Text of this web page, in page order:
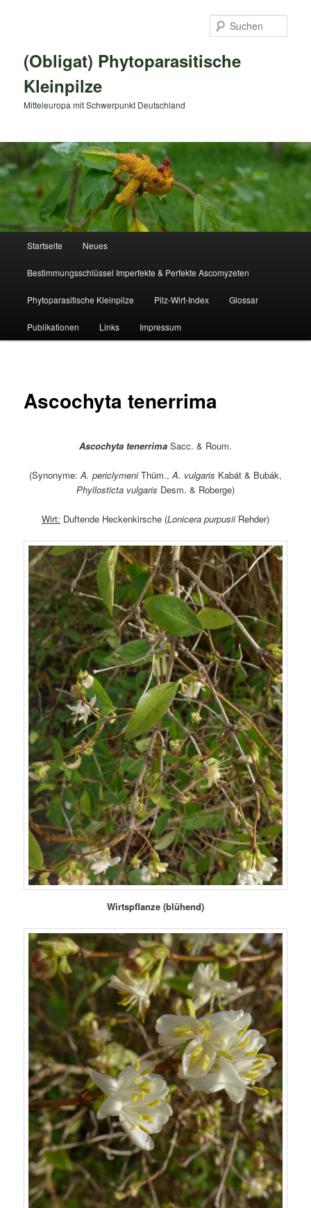
(Obligat) Phytoparasitische
Kleinpilze
Mitteleuropa mit Schwerpunkt Deutschland
Startseite Neues
Bestimmungsschlüssel Imperfekte & Perfekte Ascomyzeten
Phytoparasitische Kleinpilze Pilz-Wirt-Index Glossar
Publikationen Links Impressum
Ascochyta tenerrima
Ascochyta tenerrima Sacc. & Roum.
(Synonyme: A. periclymeniThüm., A. vulgaris Kabát & Bubák,
Phyllosticta vulgaris Desm. & Roberge)
Wirt: Duftende Heckenkirsche (Lonicera purpusiiRehder)
Wirtspflanze (blühend)